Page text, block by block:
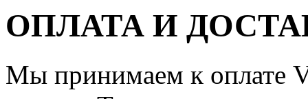
ОПЛАТА И
Мы принимаем к оплате